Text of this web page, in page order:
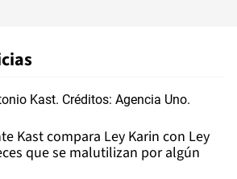
Kast compara Ley Karin con Ley
que se malutilizan por algún